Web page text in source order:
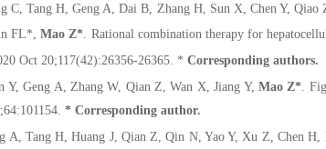
C, Tang H, Geng A, Dai B, Zhang H, Sun X, Chen Y,
FL*,Mao Z*. Rational combination therapy for
Oct 20;117(42):26356-26365. * Corresponding authors.
Y, Geng A, Zhang W, Qian Z, Wan X, Jiang Y,Mao Z* .
* Corresponding author.
A, Tang H, Huang J, Qian Z, Qin N, Yao Y, Xu Z, Chen